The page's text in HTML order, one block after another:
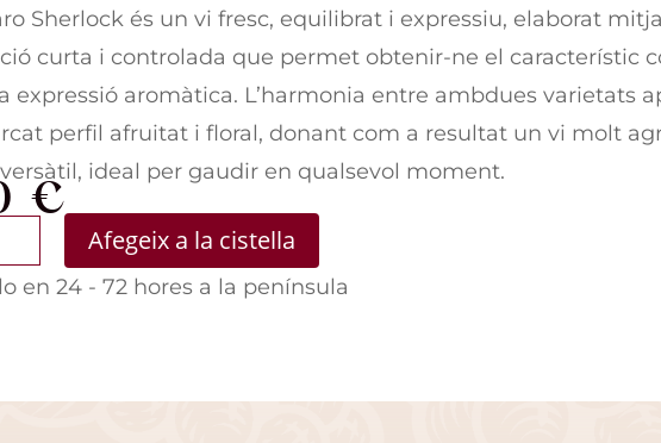
Sherlock és un vi fresc, equilibrat i expressiu, elaborat
curta i controlada que permet obtenir-ne el característic
expressió aromàtica. L’harmonia entre ambdues varietats
perfil afruitat i floral, donant com a resultat un vi molt
ideal per gaudir en qualsevol moment.
€
Afegeix a la cistella
en 24 - 72 hores a la península